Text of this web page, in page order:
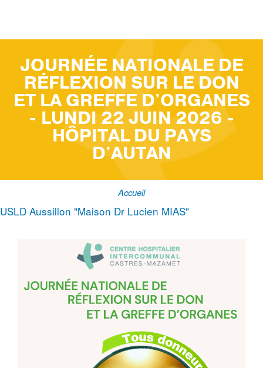
JOURNÉE NATIONALE DE
RÉFLEXION SUR LE DON
ET LA GREFFE D'ORGANES
- LUNDI 22 JUIN 2026 -
HÔPITAL DU PAYS
D'AUTAN
Fil
Accueil
USLD Aussillon "Maison Dr Lucien MIAS"